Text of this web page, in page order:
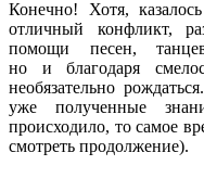
Конечно! Хотя,
отличный конфликт,
помощи песен,
но и благодаря
необязательно
уже полученные
происходило, то самое
смотреть продолжение).